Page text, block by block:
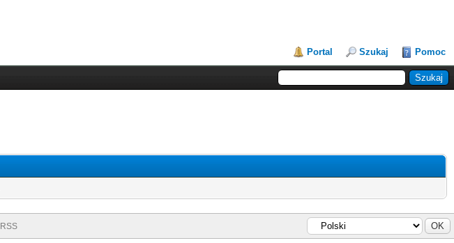
Portal Szukaj Pomoc
RSS